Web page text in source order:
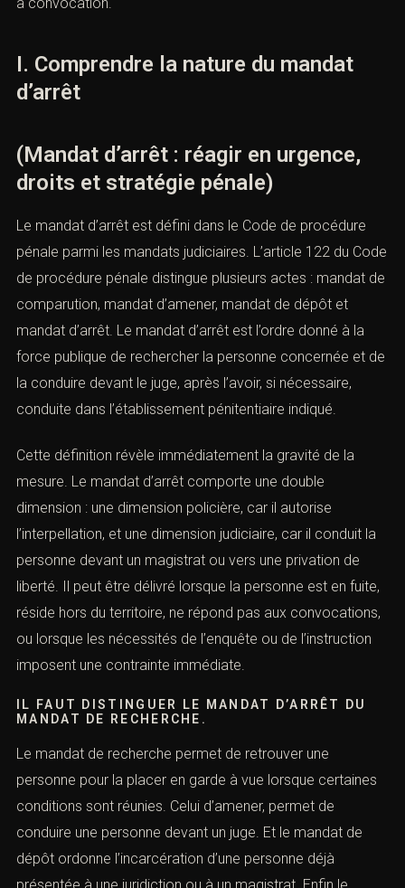
I. Comprendre la nature du mandat
(Mandat d’arrêt : réagir en urgence,
droits et stratégie pénale)
Le mandat d’arrêt est défini dans le Code de procédure
pénale parmi les mandats judiciaires. L’
Code de procédure pénale
distingue plusieurs actes :
dépôt et mandat d’arrêt. Le mandat d’arrêt est l’ordre
donné à la force publique de rechercher la personne
concernée et de la conduire devant le juge, après l’avoir,
si nécessaire, conduite dans l’établissement pénitentiaire
indiqué.
Cette définition révèle immédiatement la gravité de la
mesure. Le mandat d’arrêt comporte une double
dimension : une dimension policière, car il autorise
l’interpellation, et une dimension judiciaire, car il conduit
la personne devant un magistrat ou vers une privation de
liberté. Il peut être délivré lorsque la personne est en
fuite, réside hors du territoire, ne répond pas aux
convocations, ou lorsque les nécessités de l’enquête ou
MANDAT DE RECHERCHE.
Le mandat de recherche permet de retrouver une
personne pour la placer en garde à vue lorsque
certaines conditions sont réunies. Celui d’amener,